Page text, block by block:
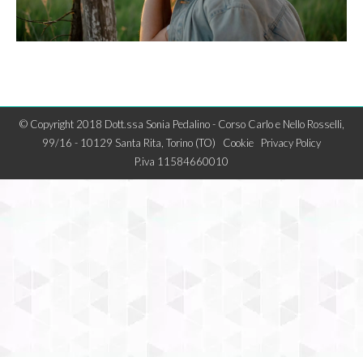
© Copyright 2018 Dott.ssa Sonia Pedalino - Corso Carlo e Nello Rosselli,
99/16 - 10129 Santa Rita, Torino (TO) Cookie
Privacy Policy
P.iva 11584660010